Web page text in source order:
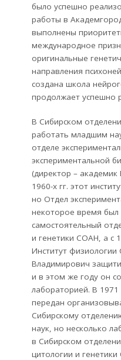
было успешно
работы в
выполнены
международное
оригинальные
направления
создана школа
продолжает успешно
В Сибирском
работать младшим
отделе
экспериментальной
(директор –
1960-х гг. этот
но Отдел
некоторое время
самостоятельный
и генетики СОАН, а с
Институт
Владимирович
и в этом же году он
лабораторией. В 1971
передан
Сибирскому
наук, но несколько
в Сибирском
цитологии и